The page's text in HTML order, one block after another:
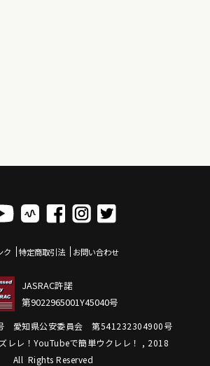
ク 特定商取引法 お問い合わせ
JASRAC許諾
第9022965001Y45040号
愛知県公安委員会 第541232304900号
レ！YouTubeで簡単ウクレレ！ , 2018
All Rights Reserved